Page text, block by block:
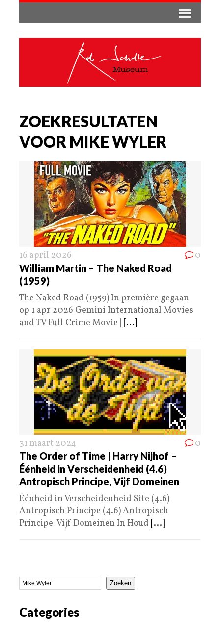
ZOEKRESULTATEN
VOOR MIKE WYLER
16 april 2026 0
William Martin – The Naked Road
(1959)
The Naked Road (1959) In première gegaan
op 1 apr 2026 Gemini International Movies
and TV Full Crime Movie | [...]
31 maart 2024 0
The Order of Time | Harry Nijhof –
Éénheid in Verscheidenheid (4.6)
Antropisch Principe, Vijf Domeinen
Éénheid in Verscheidenheid Site (4.6)
Antropisch Principe (4.6) Antropisch
Principe Vijf Domeinen In Houd [...]
Zoeken
Categories